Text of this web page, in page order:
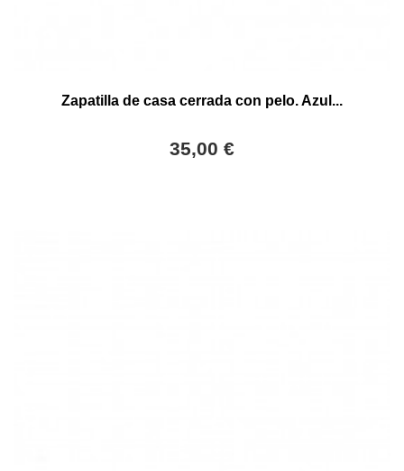
Zapatilla de casa cerrada con pelo. Azul...
35,00 €